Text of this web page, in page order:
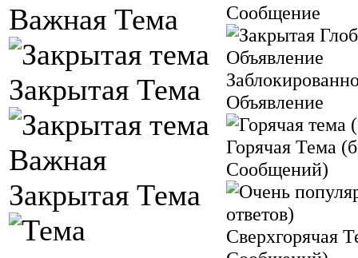
Важная Тема
Закрытая Тема
Важная
Закрытая Тема
Сообщение
Объявление
Горячая Тема
Сообщений)
Сверхгорячая